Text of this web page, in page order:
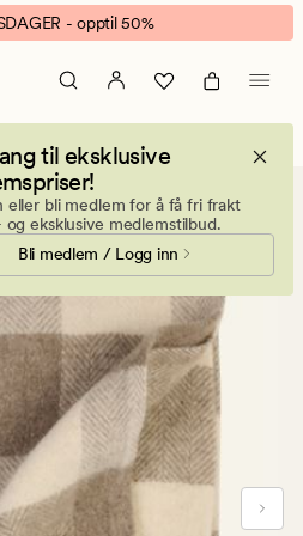
- opptil 50%
til eksklusive
eller bli medlem for å få fri frakt
og eksklusive medlemstilbud.
Bli medlem / Logg inn
Ullpledd